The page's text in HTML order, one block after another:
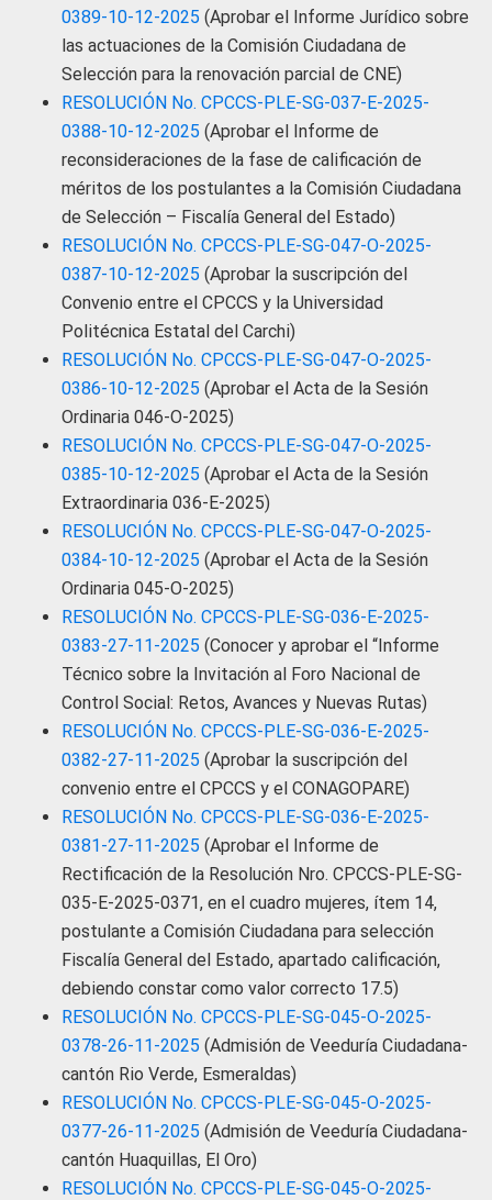
0389-10-12-2025 (Aprobar el Informe Jurídico sobre
las actuaciones de la Comisión Ciudadana de
Selección para la renovación parcial de CNE)
RESOLUCIÓN No. CPCCS-PLE-SG-037-E-2025-
0388-10-12-2025 (Aprobar el Informe de
reconsideraciones de la fase de calificación de
méritos de los postulantes a la Comisión Ciudadana
de Selección – Fiscalía General del Estado)
RESOLUCIÓN No. CPCCS-PLE-SG-047-O-2025-
0387-10-12-2025 (Aprobar la suscripción del
Convenio entre el CPCCS y la Universidad
Politécnica Estatal del Carchi)
RESOLUCIÓN No. CPCCS-PLE-SG-047-O-2025-
0386-10-12-2025 (Aprobar el Acta de la Sesión
Ordinaria 046-O-2025)
RESOLUCIÓN No. CPCCS-PLE-SG-047-O-2025-
0385-10-12-2025 (Aprobar el Acta de la Sesión
Extraordinaria 036-E-2025)
RESOLUCIÓN No. CPCCS-PLE-SG-047-O-2025-
0384-10-12-2025 (Aprobar el Acta de la Sesión
Ordinaria 045-O-2025)
RESOLUCIÓN No. CPCCS-PLE-SG-036-E-2025-
0383-27-11-2025 (Conocer y aprobar el “Informe
Técnico sobre la Invitación al Foro Nacional de
Control Social: Retos, Avances y Nuevas Rutas)
RESOLUCIÓN No. CPCCS-PLE-SG-036-E-2025-
0382-27-11-2025 (Aprobar la suscripción del
convenio entre el CPCCS y el CONAGOPARE)
RESOLUCIÓN No. CPCCS-PLE-SG-036-E-2025-
0381-27-11-2025 (Aprobar el Informe de
Rectificación de la Resolución Nro. CPCCS-PLE-SG-
035-E-2025-0371, en el cuadro mujeres, ítem 14,
postulante a Comisión Ciudadana para selección
Fiscalía General del Estado, apartado calificación,
debiendo constar como valor correcto 17.5)
RESOLUCIÓN No. CPCCS-PLE-SG-045-O-2025-
0378-26-11-2025 (Admisión de Veeduría Ciudadana-
cantón Rio Verde, Esmeraldas)
RESOLUCIÓN No. CPCCS-PLE-SG-045-O-2025-
0377-26-11-2025 (Admisión de Veeduría Ciudadana-
cantón Huaquillas, El Oro)
RESOLUCIÓN No. CPCCS-PLE-SG-045-O-2025-